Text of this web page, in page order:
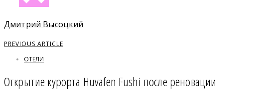
Дмитрий Высоцкий
PREVIOUS ARTICLE
ОТЕЛИ
Открытие курорта Huvafen Fushi после реновации